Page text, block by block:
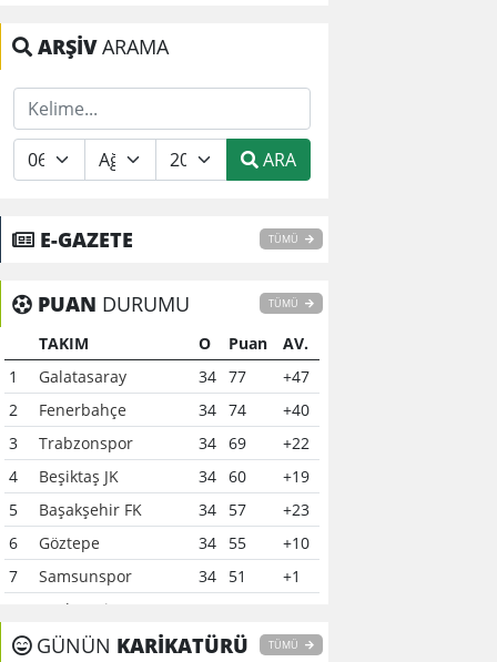
ARŞİVARAMA
ARA
E-GAZETE TÜMÜ
PUAN DURUMU TÜMÜ
TAKIM O Puan
AV.
1
Galatasaray 34 77
+47
2
Fenerbahçe 34 74
+40
3
Trabzonspor 34 69
+22
4
Beşiktaş JK 34 60
+19
5
Başakşehir FK 34 57
+23
6
Göztepe 34 55
+10
7
Samsunspor 34 51
+1
Çaykur Rizespor
9
Konyaspor 34 40
-7
GÜNÜN KARİKATÜRÜ TÜMÜ